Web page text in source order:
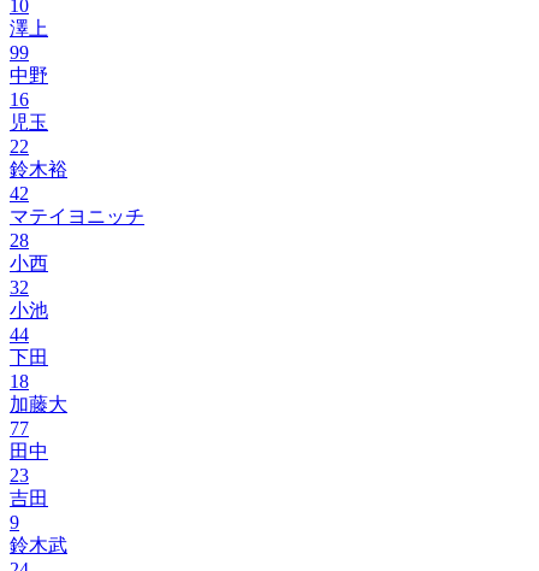
10
澤上
99
中野
16
児玉
22
鈴木裕
42
マテイヨニッチ
28
小西
32
小池
44
下田
18
加藤大
77
田中
23
吉田
9
鈴木武